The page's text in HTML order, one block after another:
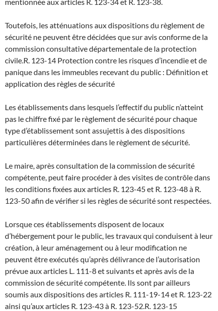
Toutefois, les atténuations aux dispositions du règlement de
sécurité ne peuvent être décidées que sur avis conforme de la
commission consultative départementale de la protection
civile. R. 123-14 Protection contre les risques d’incendie et de
panique dans les immeubles recevant du public : Définition et
application des règles de sécurité
Les établissements dans lesquels l’effectif du public n’atteint
pas le chiffre fixé par le règlement de sécurité pour chaque
type d’établissement sont assujettis à des dispositions
particulières déterminées dans le règlement de sécurité.
Le maire, après consultation de la commission de sécurité
compétente, peut faire procéder à des visites de contrôle dans
les conditions fixées aux articles R. 123-45 et R. 123-48 à R.
123-50 afin de vérifier si les règles de sécurité sont respectées.
Lorsque ces établissements disposent de locaux
d’hébergement pour le public, les travaux qui conduisent à leur
création, à leur aménagement ou à leur modification ne
peuvent être exécutés qu’après délivrance de l’autorisation
prévue aux articles L. 111-8 et suivants et après avis de la
commission de sécurité compétente. Ils sont par ailleurs
soumis aux dispositions des articles R. 111-19-14 et R. 123-22
ainsi qu’aux articles R. 123-43 à R. 123-52. R. 123-15